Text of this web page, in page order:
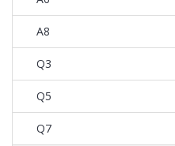
A8
Q3
Q5
Q7